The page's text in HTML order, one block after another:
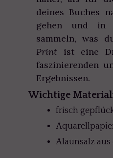
deines Buches
gehen und
sammeln, was
Printist eine
faszinierenden
Ergebnissen.
Wichtige
frisch
Alaunsalz